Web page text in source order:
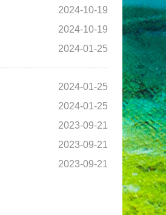
2024-10-19
2024-10-19
2024-01-25
2024-01-25
2024-01-25
2023-09-21
2023-09-21
2023-09-21